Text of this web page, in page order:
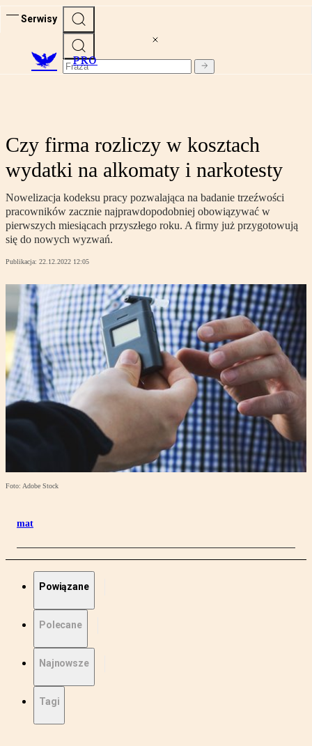
Serwisy
PRO
Czy firma rozliczy w kosztach
wydatki na alkomaty i narkotesty
Nowelizacja kodeksu pracy pozwalająca na badanie trzeźwości
pracowników zacznie najprawdopodobniej obowiązywać w
pierwszych miesiącach przyszłego roku. A firmy już przygotowują
się do nowych wyzwań.
Publikacja: 22.12.2022 12:05
Foto: Adobe Stock
mat
Powiązane
Polecane
Najnowsze
Tagi